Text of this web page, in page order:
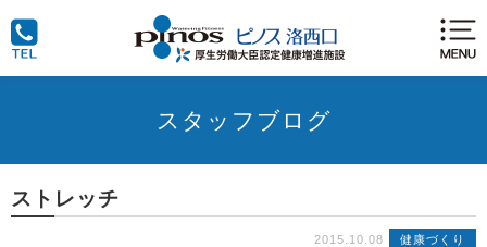
スタッフブログ
ストレッチ
2015.10.08 健康づくり